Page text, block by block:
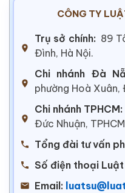
CÔNG TY
Trụ sở chính: 89
Đình, Hà Nội.
Chi nhánh Đà
phường Hoà Xuân,
Chi nhánh TPHCM:
Đức Nhuận,
Tổng đài tư vấn
Số điện thoại Luật
Email: